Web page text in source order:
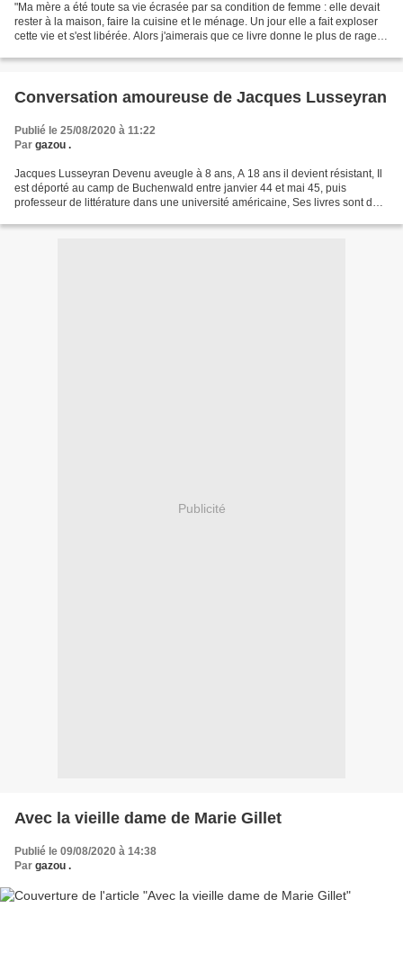
"Ma mère a été toute sa vie écrasée par sa condition de femme : elle devait
rester à la maison, faire la cuisine et le ménage. Un jour elle a fait exploser
cette vie et s'est libérée. Alors j'aimerais que ce livre donne le plus de rage
Conversation amoureuse de Jacques Lusseyran
Publié le 25/08/2020 à 11:22
Par gazou .
Jacques Lusseyran Devenu aveugle à 8 ans, A 18 ans il devient résistant, Il
est déporté au camp de Buchenwald entre janvier 44 et mai 45, puis
professeur de littérature dans une université américaine, Ses livres sont des
Publicité
Avec la vieille dame de Marie Gillet
Publié le 09/08/2020 à 14:38
Par gazou .